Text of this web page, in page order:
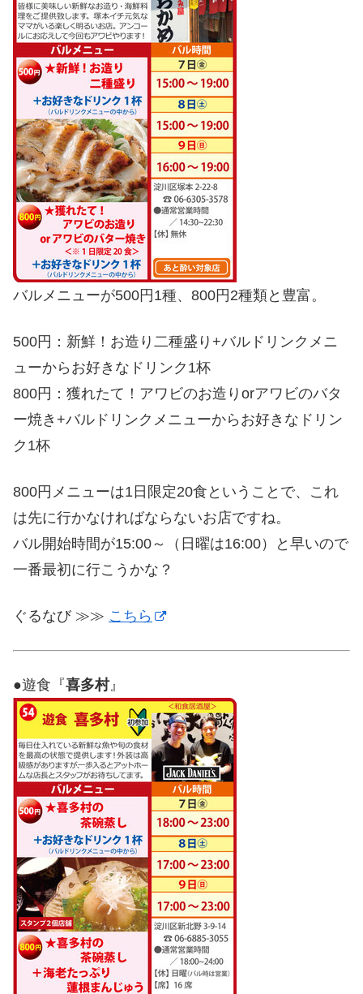
バルメニューが500円1種、800円2種類と豊富。
500円：新鮮！お造り二種盛り+バルドリンクメニ
ューからお好きなドリンク1杯
800円：獲れたて！アワビのお造りorアワビのバタ
ー焼き+バルドリンクメニューからお好きなドリン
ク1杯
800円メニューは1日限定20食ということで、これ
は先に行かなければならないお店ですね。
バル開始時間が15:00～（日曜は16:00）と早いので
一番最初に行こうかな？
ぐるなび ≫≫ こちら
●遊食『喜多村』